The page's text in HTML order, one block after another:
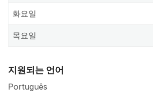
화요일
목요일
지원되는 언어
Português